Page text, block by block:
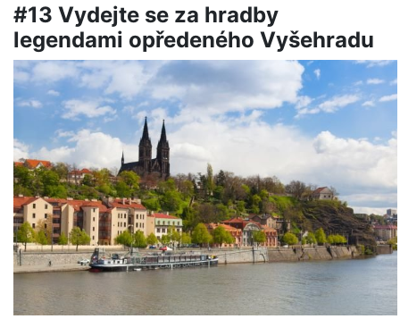
#13 Vydejte se za hradby
legendami opředeného Vyšehradu